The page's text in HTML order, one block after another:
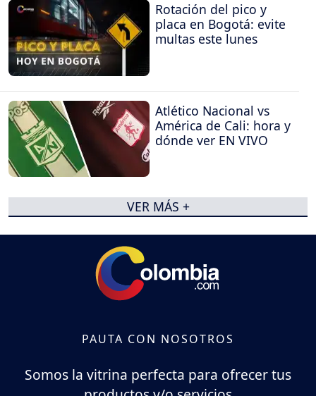
Rotación del pico y
placa en Bogotá: evite
multas este lunes
Atlético Nacional vs
América de Cali: hora y
dónde ver EN VIVO
VER MÁS +
PAUTA CON NOSOTROS
Somos la vitrina perfecta para ofrecer tus